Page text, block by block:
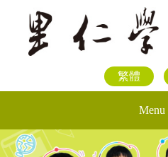
繁體
Menu